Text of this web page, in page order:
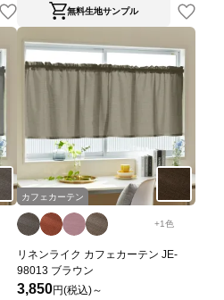
無料生地サンプル
カフェカーテン
+1色
リネンライク カフェカーテン JE-
98013 ブラウン
3,850円(税込)～